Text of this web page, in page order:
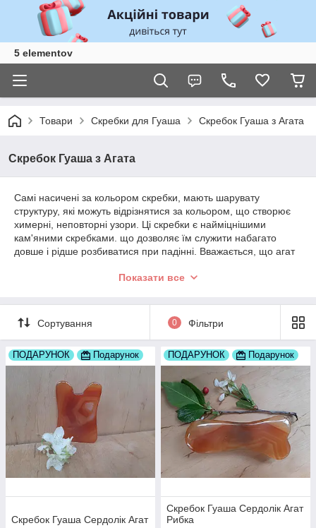
5 elementov
Товари Скребки для Гуаша Скребок Гуаша з Агата
Скребок Гуаша з Агата
Самі насичені за кольором скребки, мають шарувату
структуру, які можуть відрізнятися за кольором, що створює
химерні, неповторні узори. Ці скребки є найміцнішими
кам'яними скребками. що дозволяє їм служити набагато
довше і рідше розбиватися при падінні. Вважається, що агат
зморшок - тому скребки з цього каменю набагато частіше
Для масажу обличчя і зони декольте: рекомендуємо скребки у
вигляді рибки, лапки, ложечки.
Прямокутні, квадратні, трікутні, краплеподібні пластини
вважаються універсальнімі, ними можна обробляті будь-які
ділянки тела, у тому чіслі голову.
Почніть з того, Який Вам сподобався)
Показати все
Сортування 0 Фільтри
ПОДАРУНОК Подарунок
Скребок Гуаша Сердолік Агат
ПОДАРУНОК Подарунок
Скребок Гуаша Сердолік Агат
Рибка